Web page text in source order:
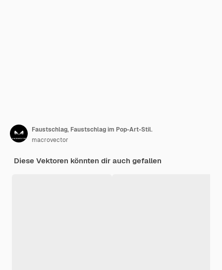
Faustschlag, Faustschlag im Pop-Art-Stil.
macrovector
Diese Vektoren könnten dir auch gefallen